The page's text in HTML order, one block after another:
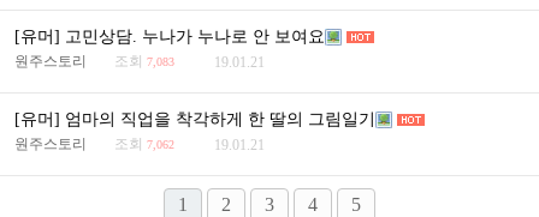
[유머] 고민상담. 누나가 누나로 안 보여요
원주스토리 조회 7,083 19.01.21
[유머] 엄마의 직업을 착각하게 한 딸의 그림일기
원주스토리 조회 7,062 19.01.21
1 2 3 4 5